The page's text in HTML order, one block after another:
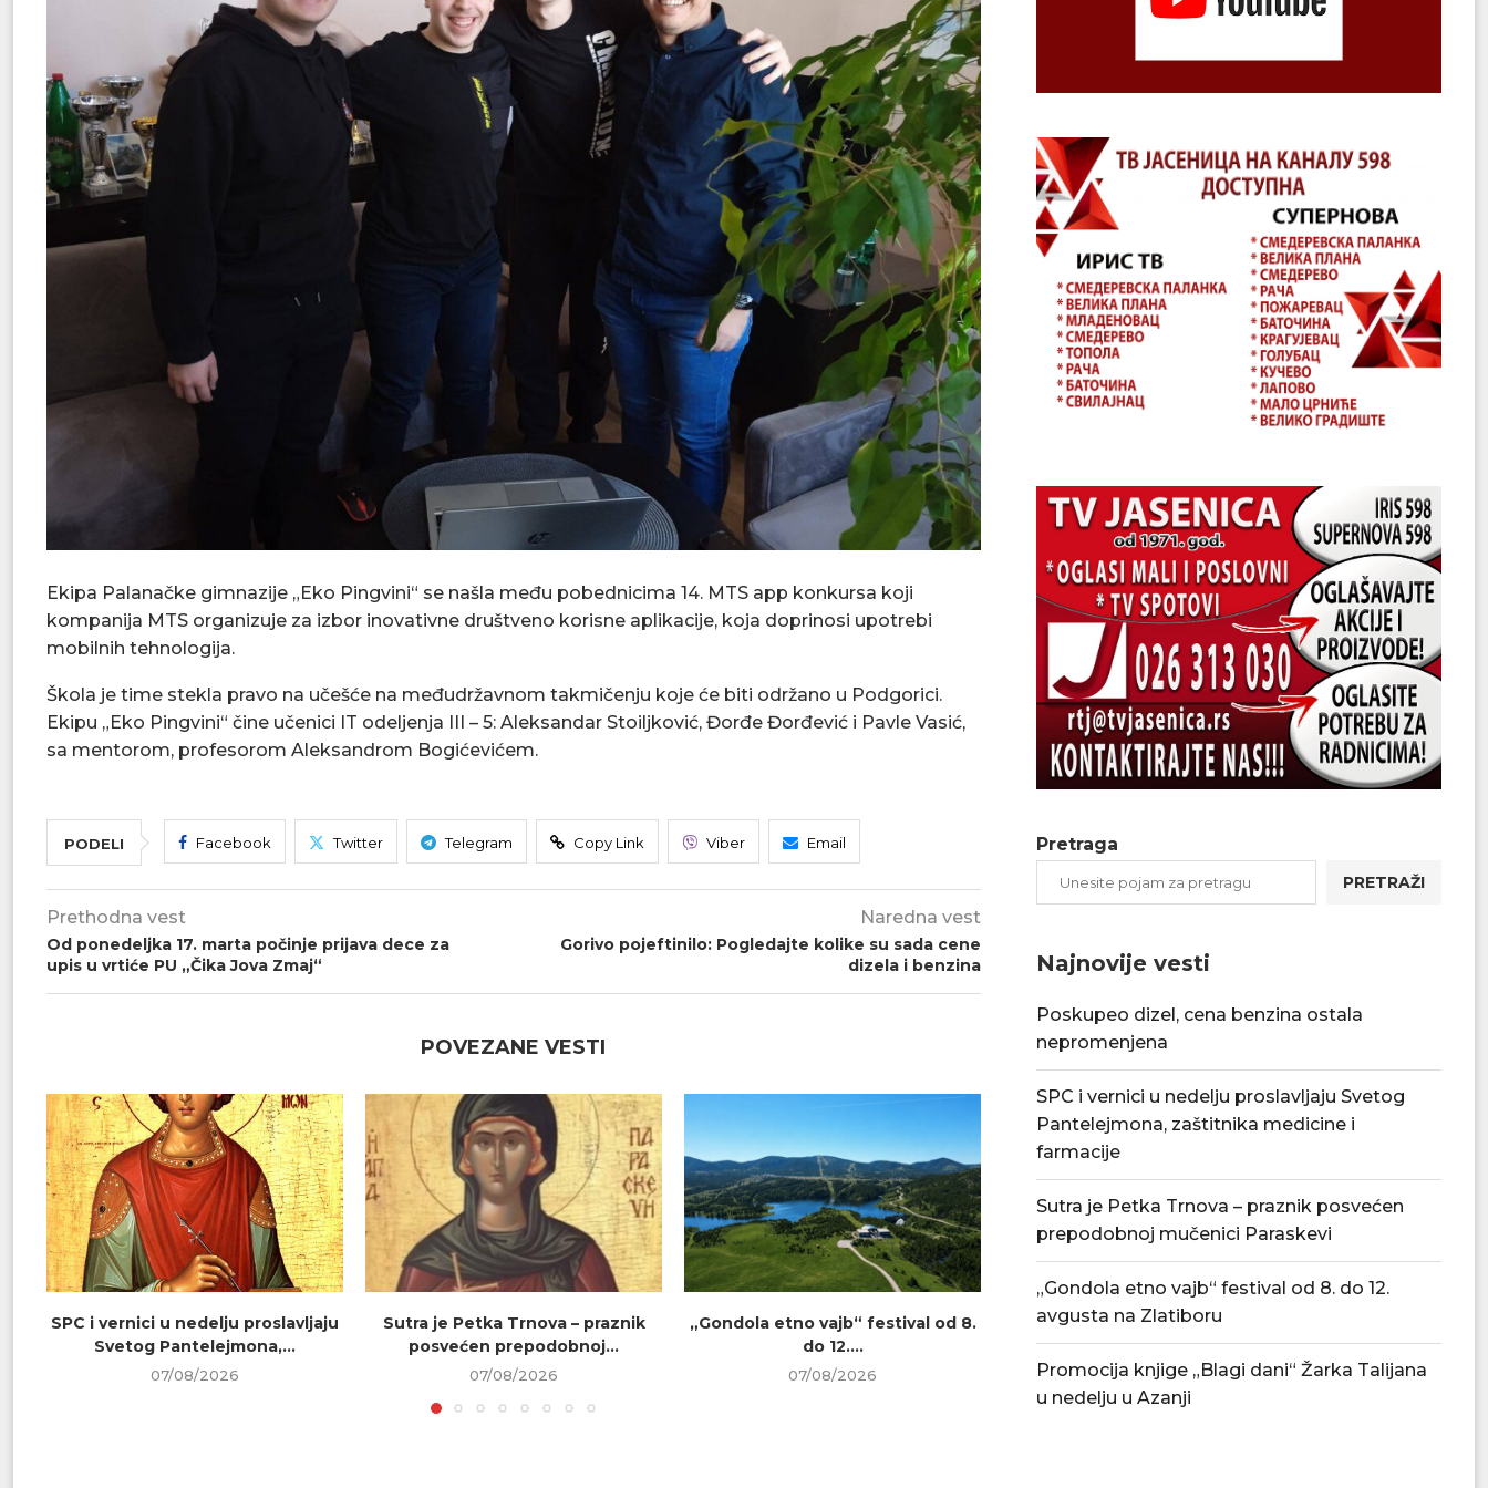
Ekipa Palanačke gimnazije „Eko Pingvini“ se našla među pobednicima 14. MTS app konkursa koji
kompanija MTS organizuje za izbor inovativne društveno korisne aplikacije, koja doprinosi upotrebi
mobilnih tehnologija.
Škola je time stekla pravo na učešće na međudržavnom takmičenju koje će biti održano u Podgorici.
Ekipu „Eko Pingvini“ čine učenici IT odeljenja III – 5: Aleksandar Stoiljković, Đorđe Đorđević i Pavle Vasić,
sa mentorom, profesorom Aleksandrom Bogićevićem.
PODELI Facebook Twitter Telegram Copy Link Viber Email
Prethodna vest
Od ponedeljka 17. marta počinje prijava dece za
upis u vrtiće PU „Čika Jova Zmaj“
Naredna vest
Gorivo pojeftinilo: Pogledajte kolike su sada cene
dizela i benzina
POVEZANE VESTI
SPC i vernici u nedelju proslavljaju
Svetog Pantelejmona,...
07/08/2026
Sutra je Petka Trnova – praznik
posvećen prepodobnoj...
07/08/2026
„Gondola etno vajb“ festival od 8.
do 12....
07/08/2026
Tradicionalna Azanjska pogačijada
8. avgusta
07/08/2026
Pretraga
PRETRAŽI
Najnovije vesti
Poskupeo dizel, cena benzina ostala
nepromenjena
SPC i vernici u nedelju proslavljaju Svetog
Pantelejmona, zaštitnika medicine i
farmacije
Sutra je Petka Trnova – praznik posvećen
prepodobnoj mučenici Paraskevi
„Gondola etno vajb“ festival od 8. do 12.
avgusta na Zlatiboru
Promocija knjige „Blagi dani“ Žarka Talijana
u nedelju u Azanji